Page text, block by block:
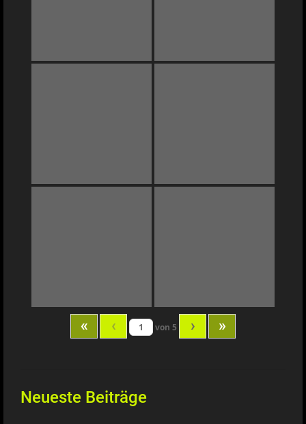
« ‹ von 5 › »
Neueste Beiträge